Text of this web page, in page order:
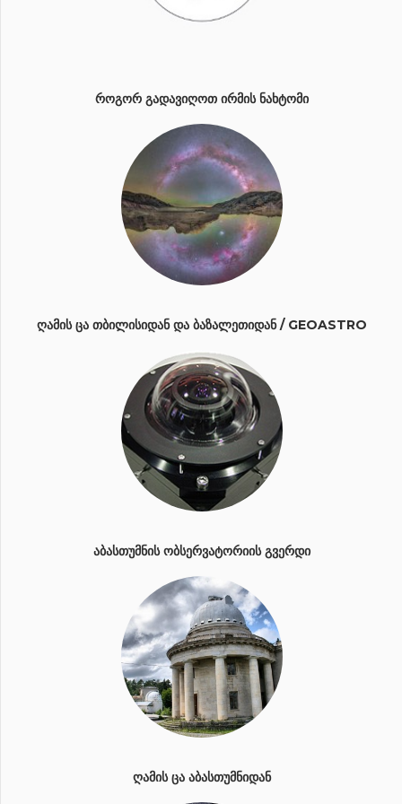
ᲠᲝᲒᲝᲠ ᲒᲐᲓᲐᲕᲘᲦᲝᲗ ᲘᲠᲛᲘᲡ ᲜᲐᲮᲢᲝᲛᲘ
ᲦᲐᲛᲘᲡ ᲪᲐ ᲗᲑᲘᲚᲘᲡᲘᲓᲐᲜ ᲓᲐ ᲑᲐᲖᲐᲚᲔᲗᲘᲓᲐᲜ / GEOASTRO
ᲐᲑᲐᲡᲗᲣᲛᲜᲘᲡ ᲝᲑᲡᲔᲠᲕᲐᲢᲝᲠᲘᲘᲡ ᲒᲕᲔᲠᲓᲘ
ᲦᲐᲛᲘᲡ ᲪᲐ ᲐᲑᲐᲡᲗᲣᲛᲜᲘᲓᲐᲜ